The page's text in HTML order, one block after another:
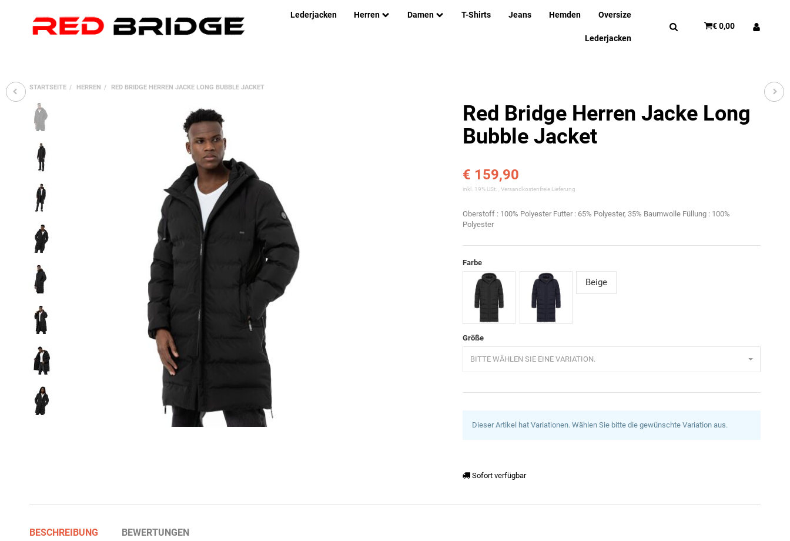
Lederjacken Herren Damen T-Shirts Jeans Hemden Oversize
Lederjacken
€ 0,00
STARTSEITE HERREN RED BRIDGE HERREN JACKE LONG BUBBLE JACKET
Red Bridge Herren Jacke Long
Bubble Jacket
€ 159,90
inkl. 19% USt. ,Versandkostenfreie Lieferung
Oberstoff : 100% Polyester Futter : 65% Polyester, 35% Baumwolle Füllung : 100%
Polyester
Farbe
Schwarz
Beige
Größe
BITTE WÄHLEN SIE EINE VARIATION.
Dieser Artikel hat Variationen. Wählen Sie bitte die gewünschte Variation aus.
Sofort verfügbar
BESCHREIBUNG BEWERTUNGEN